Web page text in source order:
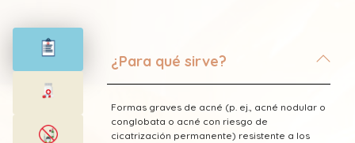
¿Para qué sirve?
Formas graves de acné (p. ej., acné nodular o
conglobata o acné con riesgo de
cicatrización permanente) resistente a los